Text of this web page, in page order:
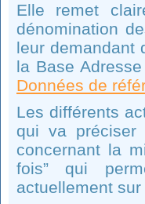
Elle remet
dénomination
leur demandant
la Base
Données de
Les différents
qui va préciser
concernant la
fois” qui
actuellement